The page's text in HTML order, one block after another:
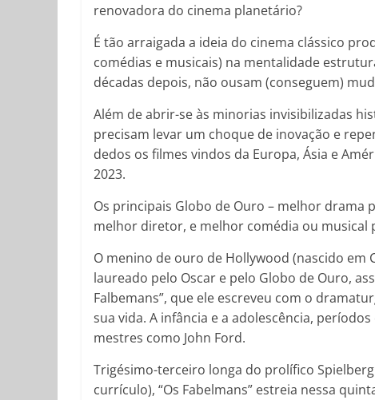
renovadora do cinema planetário?
É tão arraigada a ideia do cinema clássico
comédias e musicais) na mentalidade
décadas depois, não ousam (conseguem)
Além de abrir-se às minorias invisibilizadas
precisam levar um choque de inovação e
dedos os filmes vindos da Europa, Ásia e
2023.
Os principais Globo de Ouro – melhor drama
melhor diretor, e melhor comédia ou musical
O menino de ouro de Hollywood (nascido em
laureado pelo Oscar e pelo Globo de Ouro,
Falbemans”, que ele escreveu com o
sua vida. A infância e a adolescência,
mestres como John Ford.
Trigésimo-terceiro longa do prolífico
currículo), “Os Fabelmans” estreia nessa